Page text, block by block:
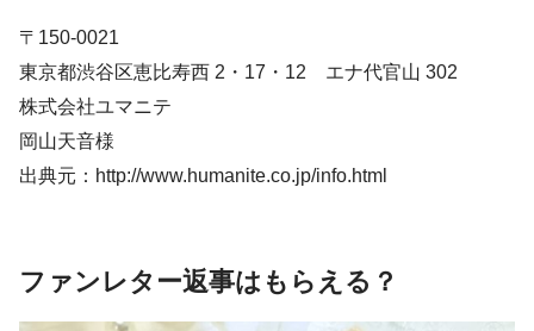
〒150-0021
東京都渋谷区恵比寿西 2・17・12 エナ代官山 302
株式会社ユマニテ
岡山天音様
出典元：http://www.humanite.co.jp/info.html
ファンレター返事はもらえる？